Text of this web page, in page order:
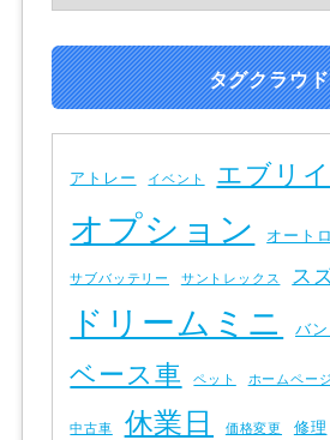
タグクラウド
アトレー イベント エブリイ
オプション オート
サブバッテリー サントレックス ス
ドリームミニ バ
ベース車 ペット ホームページ
中古車 休業日 価格変更 修理